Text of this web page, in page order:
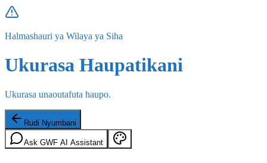
Halmashauri ya Wilaya ya Siha
Ukurasa Haupatikani
Ukurasa unaoutafuta haupo.
Rudi Nyumbani
Ask GWF AI Assistant